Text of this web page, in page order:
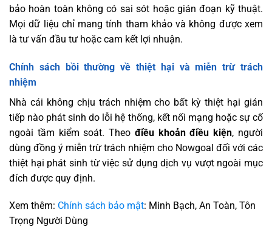
bảo hoàn toàn không có sai sót hoặc gián đoạn kỹ thuật.
Mọi dữ liệu chỉ mang tính tham khảo và không được xem
là tư vấn đầu tư hoặc cam kết lợi nhuận.
Chính sách bồi thường về thiệt hại và miễn trừ trách
nhiệm
Nhà cái không chịu trách nhiệm cho bất kỳ thiệt hại gián
tiếp nào phát sinh do lỗi hệ thống, kết nối mạng hoặc sự cố
ngoài tầm kiểm soát. Theo điều khoản điều kiện, người
dùng đồng ý miễn trừ trách nhiệm cho Nowgoal đối với các
thiệt hại phát sinh từ việc sử dụng dịch vụ vượt ngoài mục
đích được quy định.
Xem thêm: Chính sách bảo mật: Minh Bạch, An Toàn, Tôn
Trọng Người Dùng